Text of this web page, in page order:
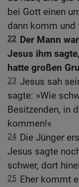
bei Gott einen
dann komm und
22 Der Mann
Jesus ihm
hatte großen
23 Jesus sah
sagte: »Wie
Besitzenden, in
kommen!«
24 Die Jünger
Jesus sagte
schwer, dort
25 Eher kommt